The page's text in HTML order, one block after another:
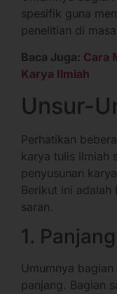
spesifik guna
penelitian di
Baca Juga: Cara
Karya Ilmiah
Unsur-
Perhatikan
karya tulis ilmiah
penyusunan
Berikut ini adalah
saran.
1.
Umumnya
panjang. Bagian